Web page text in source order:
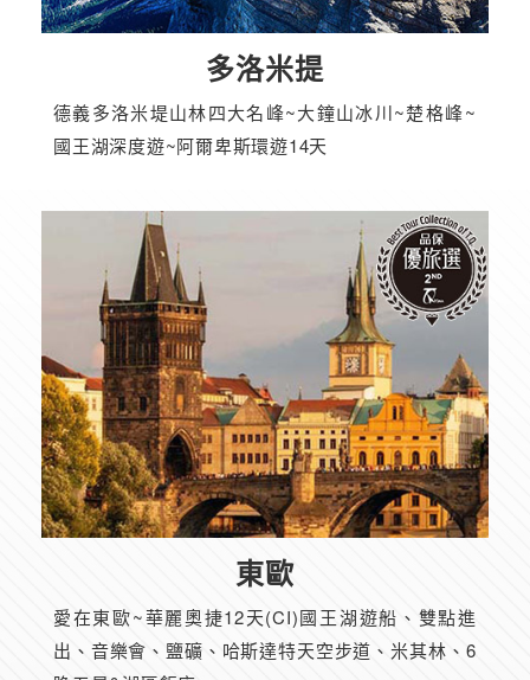
多洛米提
德義多洛米堤山林四大名峰~大鐘山冰川~楚格峰~
國王湖深度遊~阿爾卑斯環遊14天
東歐
愛在東歐~華麗奧捷12天(CI)國王湖遊船、雙點進
出、音樂會、鹽礦、哈斯達特天空步道、米其林、6